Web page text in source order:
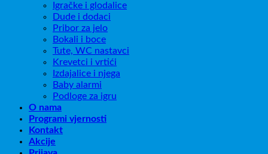
Igračke i glodalice
Dude i dodaci
Pribor za jelo
Bokali i boce
Tute, WC nastavci
Krevetci i vrtići
Izdajalice i njega
Baby alarmi
Podloge za igru
O nama
Programi vjernosti
Kontakt
Akcije